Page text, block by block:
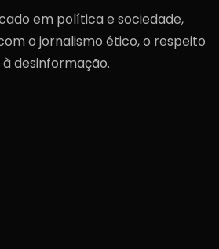
em política e sociedade,
o jornalismo ético, o respeito
desinformação.